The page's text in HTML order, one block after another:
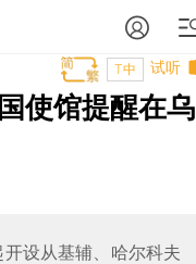
试听
T中
使馆提醒在乌
设从基辅、哈尔科夫